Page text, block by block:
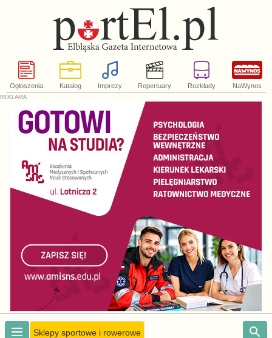
Ogłoszenia Katalog Imprezy Repertuary Rozkłady NaWynos
Sklepy sportowe i rowerowe